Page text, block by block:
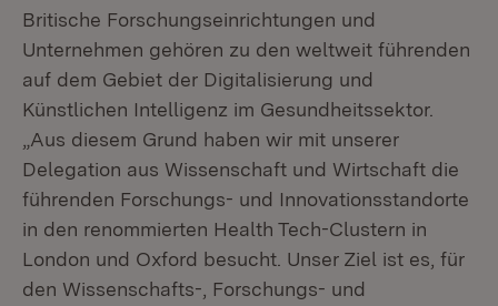
Britische Forschungseinrichtungen und
Unternehmen gehören zu den weltweit führenden
auf dem Gebiet der Digitalisierung und
Künstlichen Intelligenz im Gesundheitssektor.
„Aus diesem Grund haben wir mit unserer
Delegation aus Wissenschaft und Wirtschaft die
führenden Forschungs- und Innovationsstandorte
in den renommierten Health Tech-Clustern in
London und Oxford besucht. Unser Ziel ist es, für
den Wissenschafts-, Forschungs- und